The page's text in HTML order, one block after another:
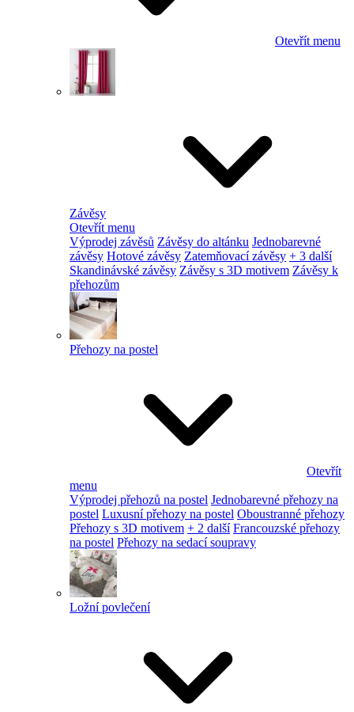
Otevřít menu
Závěsy
Otevřít menu
Výprodej závěsů Závěsy do altánku Jednobarevné
závěsy Hotové závěsy Zatemňovací závěsy + 3 další
Skandinávské závěsy Závěsy s 3D motivem Závěsy k
přehozům
Přehozy na postel
Otevřít
menu
Výprodej přehozů na postel Jednobarevné přehozy na
postel Luxusní přehozy na postel Oboustranné přehozy
Přehozy s 3D motivem + 2 další Francouzské přehozy
na postel Přehozy na sedací soupravy
Ložní povlečení